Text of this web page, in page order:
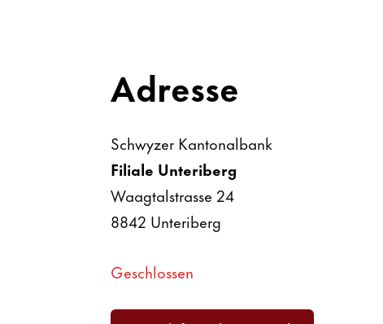
Adresse
Schwyzer Kanto­nal­bank
Filiale Unter­i­berg
Waag­tal­strasse 24
8842 Unter­i­berg
Geschlossen